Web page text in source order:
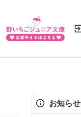
お知らせ